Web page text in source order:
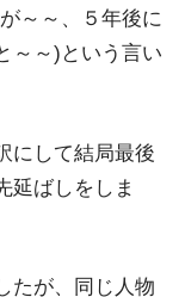
～～、５年後に
～～)という言い
にして結局最後
延ばしをしま
たが、同じ人物